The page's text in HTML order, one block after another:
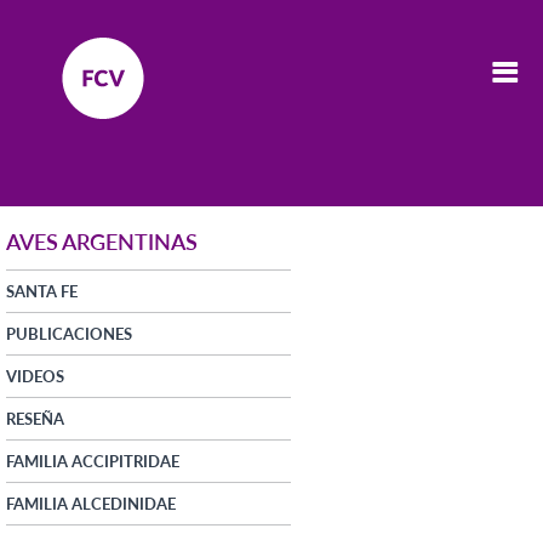
AVES ARGENTINAS
SANTA FE
PUBLICACIONES
VIDEOS
RESEÑA
FAMILIA ACCIPITRIDAE
FAMILIA ALCEDINIDAE